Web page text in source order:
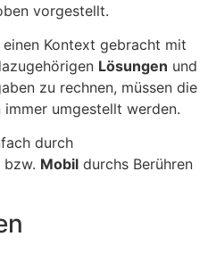
vorgestellt.
Kontext gebracht mit
Lösungen und
zu rechnen, müssen die
immer umgestellt werden.
durch
bzw. Mobil durchs Berühren